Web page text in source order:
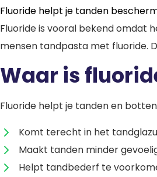
Fluoride helpt je tanden
Fluoride is vooral bekend omdat
mensen tandpasta met fluoride.
Waar is
Fluoride helpt je tanden en
Komt terecht in het
Maakt tanden minder
Helpt tandbederf te